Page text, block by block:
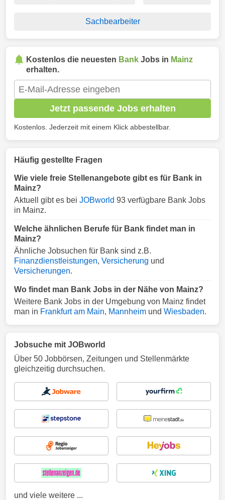
Sachbearbeiter
Kostenlos die neuesten Bank Jobs in Mainz
erhalten.
Jetzt passende Jobs erhalten
Kostenlos. Jederzeit mit einem Klick abbestellbar.
Häufig gestellte Fragen
Wie viele freie Stellenangebote gibt es für Bank in
Mainz?
Aktuell gibt es bei JOBworld 93 verfügbare Bank Jobs
in Mainz.
Welche ähnlichen Berufe für Bank findet man in
Mainz?
Ähnliche Jobsuchen für Bank sind z.B.
Finanzdienstleistungen, Versicherung und
Versicherungen.
Wo findet man Bank Jobs in der Nähe von Mainz?
Weitere Bank Jobs in der Umgebung von Mainz findet
man in Frankfurt am Main, Mannheim und Wiesbaden.
Jobsuche mit JOBworld
Über 50 Jobbörsen, Zeitungen und Stellenmärkte
gleichzeitig durchsuchen.
und viele weitere ...